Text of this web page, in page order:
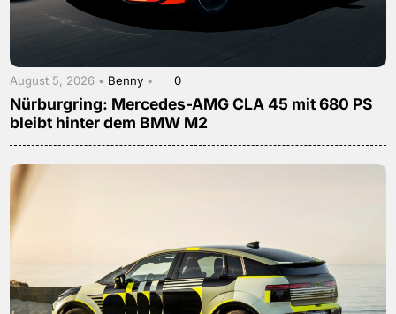
August 5, 2026 • Benny • 0
Nürburgring: Mercedes-AMG CLA 45 mit 680 PS
bleibt hinter dem BMW M2